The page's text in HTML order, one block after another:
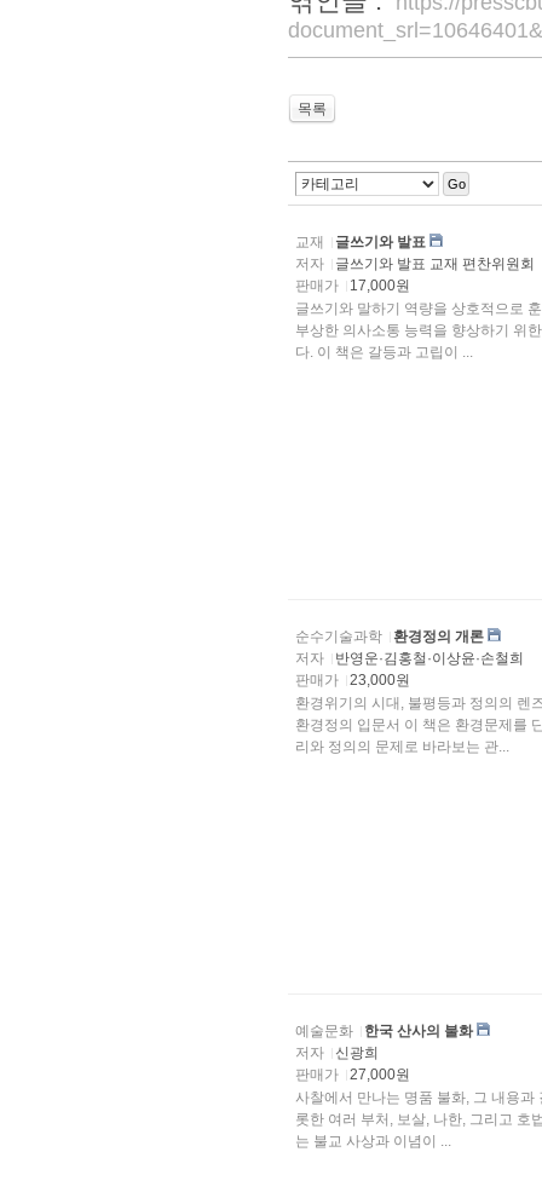
목록
Go
교재
글쓰기와 발표
저자
글쓰기와 발표 교재 편찬위원회
판매가
17,000원
글쓰기와 말하기 역량을 상호적으로
부상한 의사소통 능력을 향상하기 위
다. 이 책은 갈등과 고립이 ...
순수기술과학
환경정의 개론
저자
반영운·김홍철·이상윤·손철희
판매가
23,000원
환경위기의 시대, 불평등과 정의의 렌
환경정의 입문서 이 책은 환경문제를
리와 정의의 문제로 바라보는 관...
예술문화
한국 산사의 불화
저자
신광희
판매가
27,000원
사찰에서 만나는 명품 불화, 그 내용
롯한 여러 부처, 보살, 나한, 그리고 호
는 불교 사상과 이념이 ...